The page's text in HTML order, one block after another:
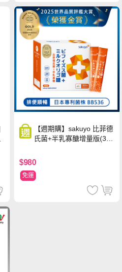
【週期購】sakuyo 比菲德
氏菌+半乳寡醣增量版(30
$980
免運